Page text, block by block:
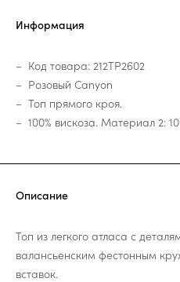
Информация
Код товара: 212TP2602
Розовый Canyon
Топ прямого кроя.
100% вискоза. Материал 2:
Описание
Топ из легкого атласа с
валансьенским фестонным
вставок.